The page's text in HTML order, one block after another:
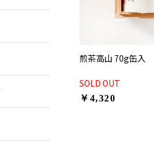
煎茶高山 70g缶入
SOLD OUT
￥4,320